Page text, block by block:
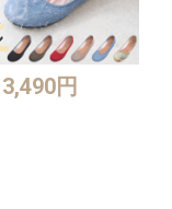
3,490円